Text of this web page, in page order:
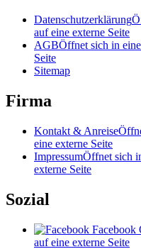
Datenschutzerklärung
auf eine externe Seite
AGBÖffnet sich in
Seite
Sitemap
Firma
Kontakt & Anreise
eine externe Seite
ImpressumÖffnet sich
externe Seite
Sozial
Facebook
auf eine externe Seite